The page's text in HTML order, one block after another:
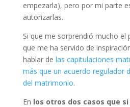
empezarla), pero por mi parte
autorizarlas.
Si que me sorprendió mucho el
que me ha servido de
hablar de las capitulaciones
más que un acuerdo regulador
del matrimonio.
En los otros dos casos que